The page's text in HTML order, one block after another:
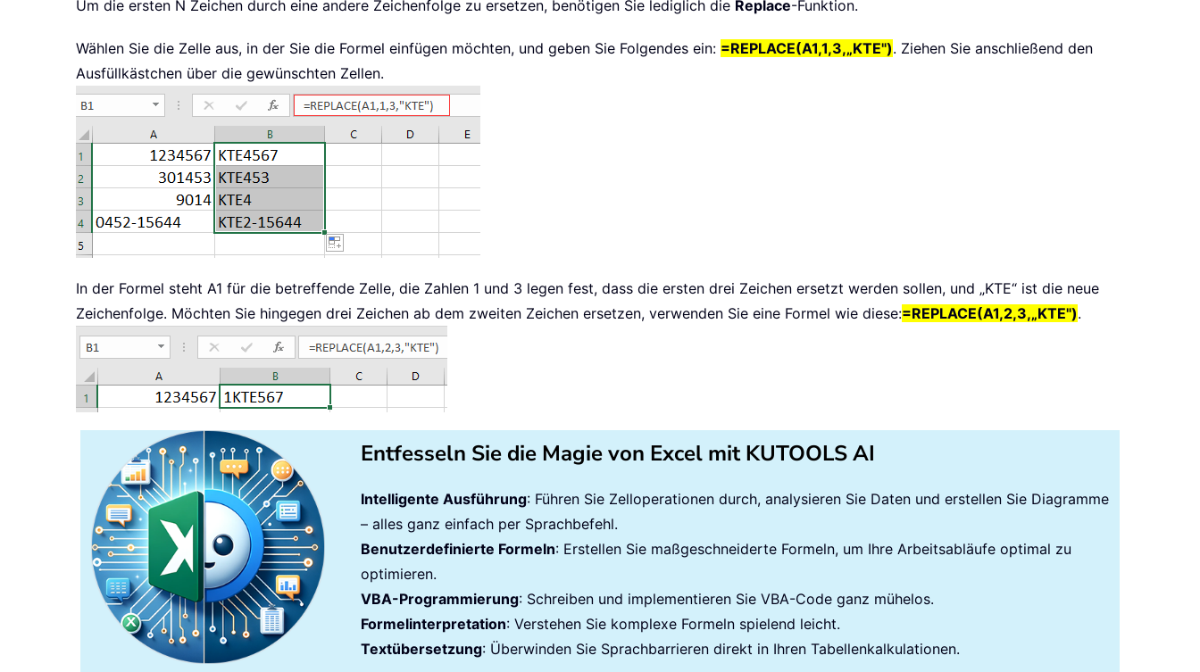
Um die ersten N Zeichen durch eine andere Zeichenfolge zu ersetzen, benötigen Sie lediglich die Replace-Funktion.
Wählen Sie die Zelle aus, in der Sie die Formel einfügen möchten, und geben Sie Folgendes ein: =REPLACE(A1,1,3,„KTE"). Ziehen Sie anschließend den
Ausfüllkästchen über die gewünschten Zellen.
In der Formel steht A1 für die betreffende Zelle, die Zahlen 1 und 3 legen fest, dass die ersten drei Zeichen ersetzt werden sollen, und „KTE“ ist die neue
Zeichenfolge. Möchten Sie hingegen drei Zeichen ab dem zweiten Zeichen ersetzen, verwenden Sie eine Formel wie diese:=REPLACE(A1,2,3,„KTE").
Entfesseln Sie die Magie von Excel mit KUTOOLS AI
Intelligente Ausführung: Führen Sie Zelloperationen durch, analysieren Sie Daten und erstellen Sie Diagramme
– alles ganz einfach per Sprachbefehl.
Benutzerdefinierte Formeln: Erstellen Sie maßgeschneiderte Formeln, um Ihre Arbeitsabläufe optimal zu
optimieren.
VBA-Programmierung: Schreiben und implementieren Sie VBA-Code ganz mühelos.
Formelinterpretation: Verstehen Sie komplexe Formeln spielend leicht.
Textübersetzung: Überwinden Sie Sprachbarrieren direkt in Ihren Tabellenkalkulationen.